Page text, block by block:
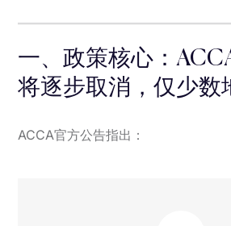
一、政策核心：
将逐步取消，仅少数
ACCA官方公告指出：